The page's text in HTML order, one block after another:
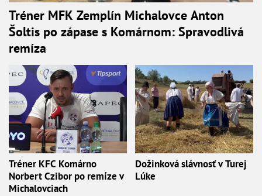
Tréner MFK Zemplín Michalovce Anton
Šoltis po zápase s Komárnom: Spravodlivá
remíza
Tréner KFC Komárno
Norbert Czibor po remíze v
Michalovciach
Dožinková slávnosť v Turej
Lúke